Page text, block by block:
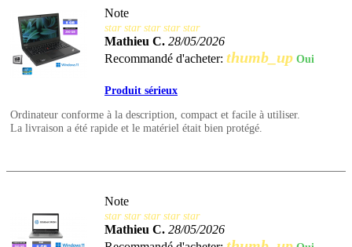
Note
star star star star star
Mathieu C. 28/05/2026
Recommandé d'acheter: thumb_up Oui
Produit sérieux
Ordinateur conforme à la description, compact et facile à utiliser.
La livraison a été rapide et le matériel était bien protégé.
Note
star star star star star
Mathieu C. 28/05/2026